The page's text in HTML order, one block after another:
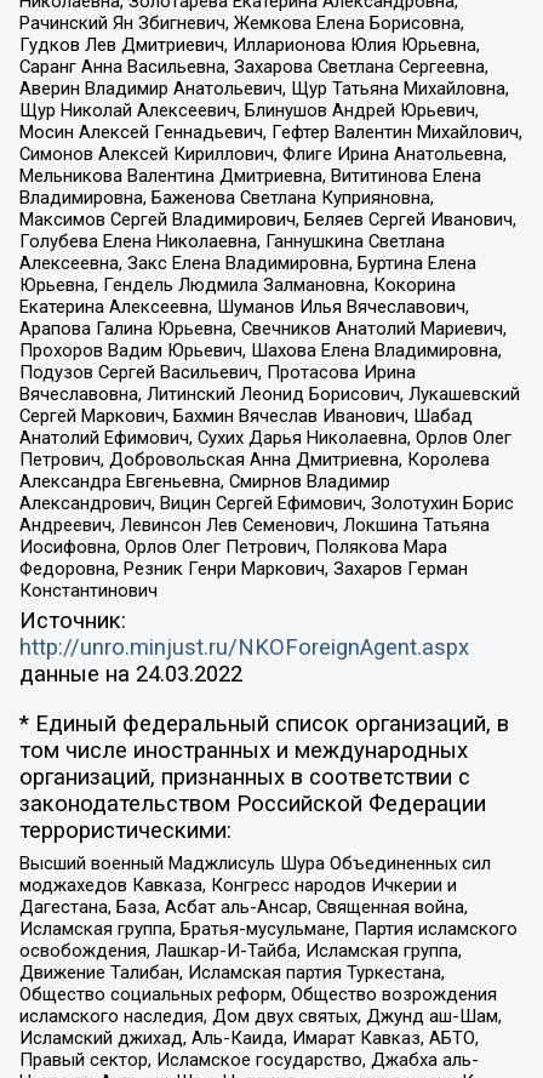
Рачинский Ян Збигневич, Жемкова Елена Борисовна,
Гудков Лев Дмитриевич, Илларионова Юлия Юрьевна,
Саранг Анна Васильевна, Захарова Светлана Сергеевна,
Аверин Владимир Анатольевич, Щур Татьяна Михайловна,
Щур Николай Алексеевич, Блинушов Андрей Юрьевич,
Мосин Алексей Геннадьевич, Гефтер Валентин Михайлович,
Симонов Алексей Кириллович, Флиге Ирина Анатольевна,
Мельникова Валентина Дмитриевна, Вититинова Елена
Владимировна, Баженова Светлана Куприяновна,
Максимов Сергей Владимирович, Беляев Сергей Иванович,
Голубева Елена Николаевна, Ганнушкина Светлана
Алексеевна, Закс Елена Владимировна, Буртина Елена
Юрьевна, Гендель Людмила Залмановна, Кокорина
Екатерина Алексеевна, Шуманов Илья Вячеславович,
Арапова Галина Юрьевна, Свечников Анатолий Мариевич,
Прохоров Вадим Юрьевич, Шахова Елена Владимировна,
Подузов Сергей Васильевич, Протасова Ирина
Вячеславовна, Литинский Леонид Борисович, Лукашевский
Сергей Маркович, Бахмин Вячеслав Иванович, Шабад
Анатолий Ефимович, Сухих Дарья Николаевна, Орлов Олег
Петрович, Добровольская Анна Дмитриевна, Королева
Александра Евгеньевна, Смирнов Владимир
Александрович, Вицин Сергей Ефимович, Золотухин Борис
Андреевич, Левинсон Лев Семенович, Локшина Татьяна
Иосифовна, Орлов Олег Петрович, Полякова Мара
Федоровна, Резник Генри Маркович, Захаров Герман
Константинович
Источник:
http://unro.minjust.ru/NKOForeignAgent.aspx
данные на 24.03.2022
* Единый федеральный список организаций, в
том числе иностранных и международных
организаций, признанных в соответствии с
законодательством Российской Федерации
террористическими:
Высший военный Маджлисуль Шура Объединенных сил
моджахедов Кавказа, Конгресс народов Ичкерии и
Дагестана, База, Асбат аль-Ансар, Священная война,
Исламская группа, Братья-мусульмане, Партия исламского
освобождения, Лашкар-И-Тайба, Исламская группа,
Движение Талибан, Исламская партия Туркестана,
Общество социальных реформ, Общество возрождения
исламского наследия, Дом двух святых, Джунд аш-Шам,
Исламский джихад, Аль-Каида, Имарат Кавказ, АБТО,
Правый сектор, Исламское государство, Джабха аль-